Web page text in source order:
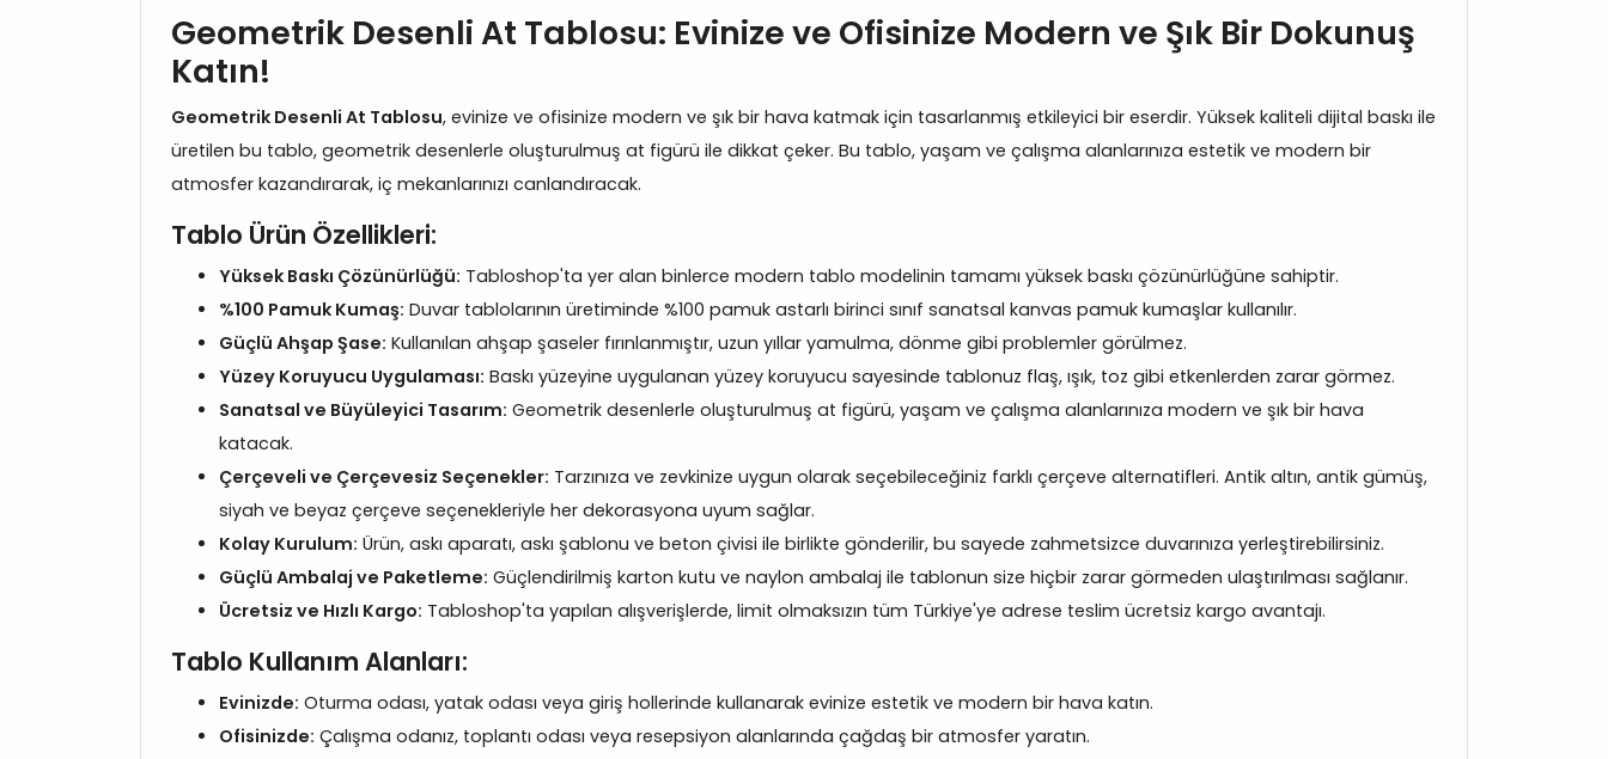
Geometrik Desenli At Tablosu: Evinize ve Ofisinize Modern ve Şık Bir Dokunuş
Katın!
Geometrik Desenli At Tablosu, evinize ve ofisinize modern ve şık bir hava katmak için tasarlanmış etkileyici bir eserdir. Yüksek kaliteli dijital baskı ile
üretilen bu tablo, geometrik desenlerle oluşturulmuş at figürü ile dikkat çeker. Bu tablo, yaşam ve çalışma alanlarınıza estetik ve modern bir
atmosfer kazandırarak, iç mekanlarınızı canlandıracak.
Tablo Ürün Özellikleri:
Yüksek Baskı Çözünürlüğü: Tabloshop'ta yer alan binlerce modern tablo modelinin tamamı yüksek baskı çözünürlüğüne sahiptir.
%100 Pamuk Kumaş: Duvar tablolarının üretiminde %100 pamuk astarlı birinci sınıf sanatsal kanvas pamuk kumaşlar kullanılır.
Güçlü Ahşap Şase: Kullanılan ahşap şaseler fırınlanmıştır, uzun yıllar yamulma, dönme gibi problemler görülmez.
Yüzey Koruyucu Uygulaması: Baskı yüzeyine uygulanan yüzey koruyucu sayesinde tablonuz flaş, ışık, toz gibi etkenlerden zarar görmez.
Sanatsal ve Büyüleyici Tasarım: Geometrik desenlerle oluşturulmuş at figürü, yaşam ve çalışma alanlarınıza modern ve şık bir hava
katacak.
Çerçeveli ve Çerçevesiz Seçenekler: Tarzınıza ve zevkinize uygun olarak seçebileceğiniz farklı çerçeve alternatifleri. Antik altın, antik gümüş,
siyah ve beyaz çerçeve seçenekleriyle her dekorasyona uyum sağlar.
Kolay Kurulum: Ürün, askı aparatı, askı şablonu ve beton çivisi ile birlikte gönderilir, bu sayede zahmetsizce duvarınıza yerleştirebilirsiniz.
Güçlü Ambalaj ve Paketleme: Güçlendirilmiş karton kutu ve naylon ambalaj ile tablonun size hiçbir zarar görmeden ulaştırılması sağlanır.
Ücretsiz ve Hızlı Kargo: Tabloshop'ta yapılan alışverişlerde, limit olmaksızın tüm Türkiye'ye adrese teslim ücretsiz kargo avantajı.
Tablo Kullanım Alanları:
Evinizde: Oturma odası, yatak odası veya giriş hollerinde kullanarak evinize estetik ve modern bir hava katın.
Ofisinizde: Çalışma odanız, toplantı odası veya resepsiyon alanlarında çağdaş bir atmosfer yaratın.